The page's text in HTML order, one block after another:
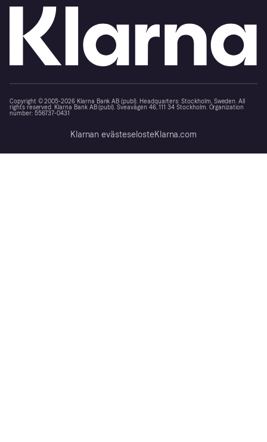
Copyright © 2005-2026 Klarna Bank AB (publ). Headquarters: Stockholm, Sweden. All
rights reserved. Klarna Bank AB (publ). Sveavägen 46, 111 34 Stockholm. Organization
number: 556737-0431
Klarnan evästeselosteKlarna.com